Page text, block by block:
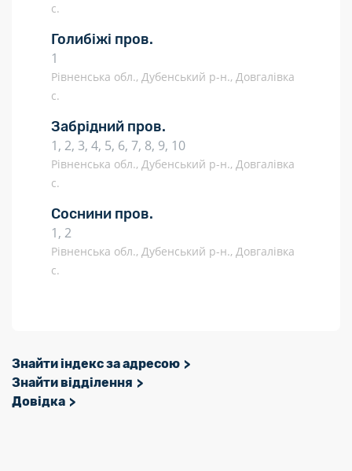
с.
Голибіжі пров.
1
Рівненська обл., Дубенський р-н., Довгалівка
с.
Забрідний пров.
1, 2, 3, 4, 5, 6, 7, 8, 9, 10
Рівненська обл., Дубенський р-н., Довгалівка
с.
Соснини пров.
1, 2
Рівненська обл., Дубенський р-н., Довгалівка
с.
Знайти індекс за адресою
Знайти відділення
Довідка